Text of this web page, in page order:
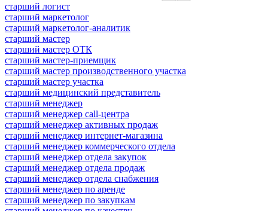
старший логист
старший маркетолог
старший маркетолог-аналитик
старший мастер
старший мастер ОТК
старший мастер-приемщик
старший мастер производственного участка
старший мастер участка
старший медицинский представитель
старший менеджер
старший менеджер call-центра
старший менеджер активных продаж
старший менеджер интернет-магазина
старший менеджер коммерческого отдела
старший менеджер отдела закупок
старший менеджер отдела продаж
старший менеджер отдела снабжения
старший менеджер по аренде
старший менеджер по закупкам